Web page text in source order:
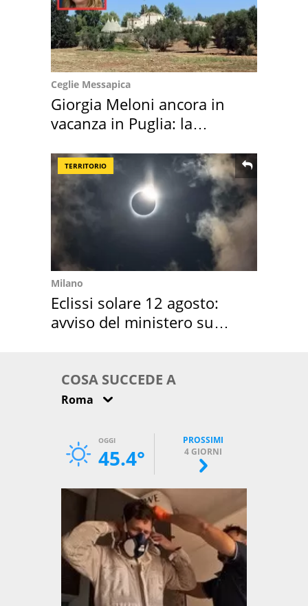
Ceglie Messapica
Giorgia Meloni ancora in
vacanza in Puglia: la
TERRITORIO
Milano
Eclissi solare 12 agosto:
avviso del ministero su